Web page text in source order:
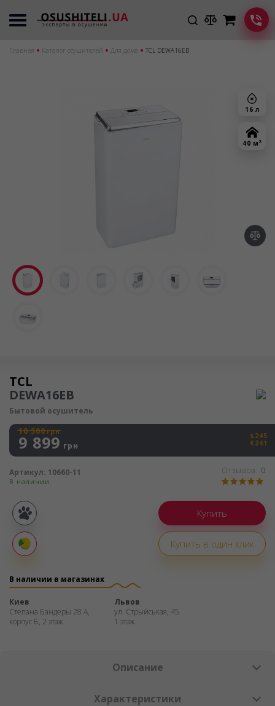
Главная Каталог осушителей Для дома TCL DEWA16EB
16 л
40 м 2
Осушитель воздуха
TCL
DEWA16EB
Бытовой осушитель
10 500грн
9 899 грн
$245
€241
В наличии
Отзывов: 0
Артикул: 10660-11
Купить в один клик
Покупка
частями
В наличии в магазинах
Киев
Степана Бандеры 28 А,
корпус Б, 2 этаж
Львов
ул. Стрыйськая, 45
1 этаж
Описание
Характеристики